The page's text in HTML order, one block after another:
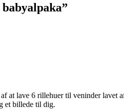
”
at lave 6 rillehuer til veninder lavet
et billede til dig.